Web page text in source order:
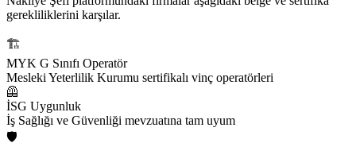
gerekliliklerini karşılar.
🏗️
MYK G Sınıfı Operatör
Mesleki Yeterlilik Kurumu sertifikalı vinç operatörleri
🦺
İSG Uygunluk
İş Sağlığı ve Güvenliği mevzuatına tam uyum
🛡️